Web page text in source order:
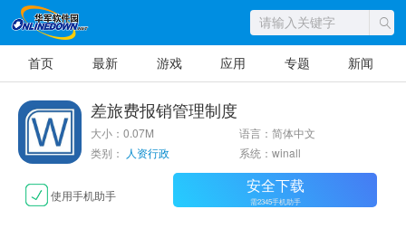
首页 最新 游戏 应用 专题 新闻
差旅费报销管理制度
大小：0.07M
语言：简体中文
类别：
人资行政 系统：winall
使用手机助手 安全下载
需2345手机助手